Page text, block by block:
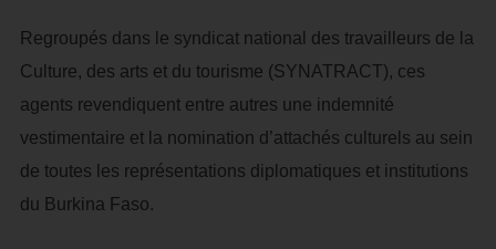
Regroupés dans le syndicat national des travailleurs de la
Culture, des arts et du tourisme (SYNATRACT), ces
agents revendiquent entre autres une indemnité
vestimentaire et la nomination d’attachés culturels au sein
de toutes les représentations diplomatiques et institutions
du Burkina Faso.